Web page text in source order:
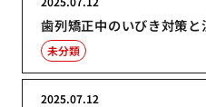
歯列矯正中のいびき対策と
未分類
2025.07.12